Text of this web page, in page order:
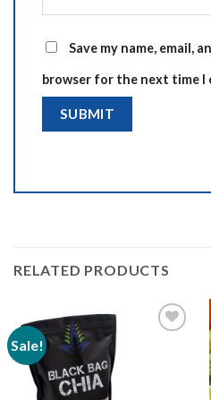
Save my name, email,
browser for the next time I
RELATED PRODUCTS
Sale!